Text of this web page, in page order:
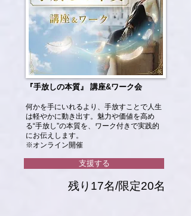
『手放しの本質』 講座&ワーク会
何かを手にいれるより、手放すことで人生
は軽やかに動き出す。魅力や価値を高め
る“手放し”の本質を、ワーク付きで実践的
にお伝えします。
※オンライン開催
支援する
残り17名/限定20名